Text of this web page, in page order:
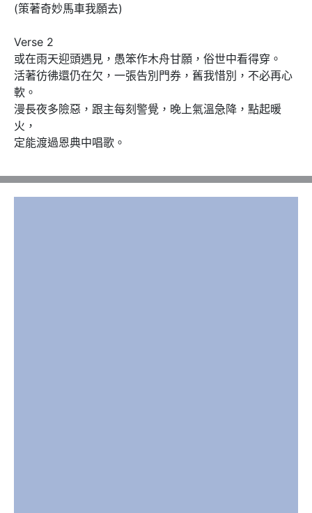
(策著奇妙馬車我願去)
Verse 2
或在雨天迎頭遇見，愚笨作木舟甘願，俗世中看得穿。
活著彷彿還仍在欠，一張告別門券，舊我惜別，不必再心
軟。
漫長夜多險惡，跟主每刻警覺，晚上氣溫急降，點起暖
火，
定能渡過恩典中唱歌。